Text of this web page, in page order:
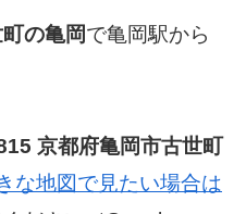
の亀岡で亀岡駅から
京都府亀岡市古世町
な地図で見たい場合は